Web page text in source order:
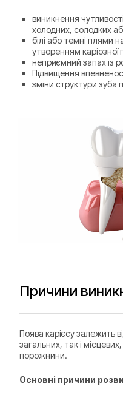
виникнення
холодних, солодких
білі або темні плями
утворенням
неприємний запах із
Підвищення
зміни структури зуба
Причини
Поява карієсу залежить
загальних, так і
порожнини.
Основні причини